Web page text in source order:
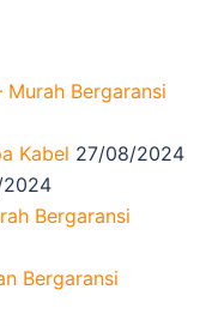
Bergaransi
Kabel 27/08/2024
Bergaransi
Bergaransi